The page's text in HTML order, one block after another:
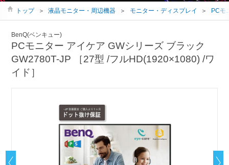
トップ ＞ 液晶モニター・周辺機器 ＞ モニター・ディスプレイ ＞ PCモ
BenQ(ベンキュー)
PCモニター アイケア GWシリーズ ブラック
GW2780T-JP ［27型 /フルHD(1920×1080) /ワ
イド］